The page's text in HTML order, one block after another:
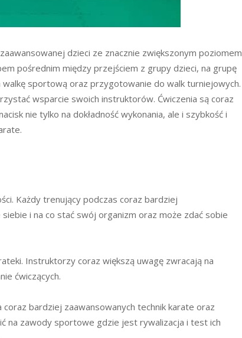
dzieci ze znacznie zwiększonym poziomem
pośrednim między przejściem z grupy dzieci, na grupę
sportową oraz przygotowanie do walk turniejowych.
wsparcie swoich instruktorów. Ćwiczenia są coraz
nie tylko na dokładność wykonania, ale i szybkość i
Każdy trenujący podczas coraz bardziej
i na co stać swój organizm oraz może zdać sobie
Instruktorzy coraz większą uwagę zwracają na
ćwiczących.
bardziej zaawansowanych technik karate oraz
na zawody sportowe gdzie jest rywalizacja i test ich